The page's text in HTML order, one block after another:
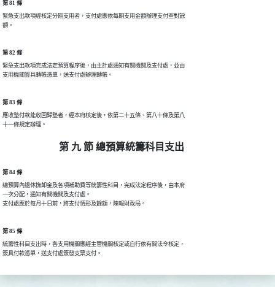
第 81 條
緊急支出款項經核定分期支用者，支付處應依每期支用金額辦理支付查對餘
額。
第 82 條
緊急支出款項完成法定預算程序後，由主計處通知有關機關及支付處，並由
支用機關簽具轉帳憑單，送支付處辦理轉帳。
第 83 條
應收墊付款能收回歸墊者，經本府核定後，依第二十五條、第八十條及第八
十一條規定辦理。
第 九 節 總預算統籌科目支出
第 84 條
總預算內退休撫卹金及各項補助費等統籌性科目，完成法定程序後，由本府
一次分配，通知有關機關及支付處。
支付處應於每月十日前，將支付情形及餘額，陳報財政局。
第 85 條
統籌性科目支出時，各支用機關應經主管機關核定或自行依有關法令核定，
簽具付款憑單，送支付處簽發支票支付。